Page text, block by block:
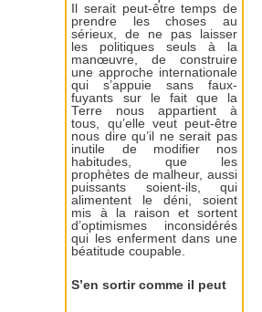
Il serait peut-être temps de
prendre les choses au
sérieux, de ne pas laisser
les politiques seuls à la
manœuvre, de construire
une approche internationale
qui s’appuie sans faux-
fuyants sur le fait que la
Terre nous appartient à
tous, qu’elle veut peut-être
nous dire qu’il ne serait pas
inutile de modifier nos
habitudes, que les
prophètes de malheur, aussi
puissants soient-ils, qui
alimentent le déni, soient
mis à la raison et sortent
d’optimismes inconsidérés
qui les enferment dans une
béatitude coupable.
S’en sortir comme il peut